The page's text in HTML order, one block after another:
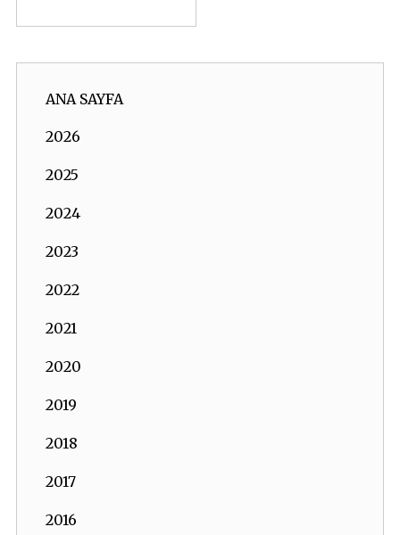
ANA SAYFA
2026
2025
2024
2023
2022
2021
2020
2019
2018
2017
2016